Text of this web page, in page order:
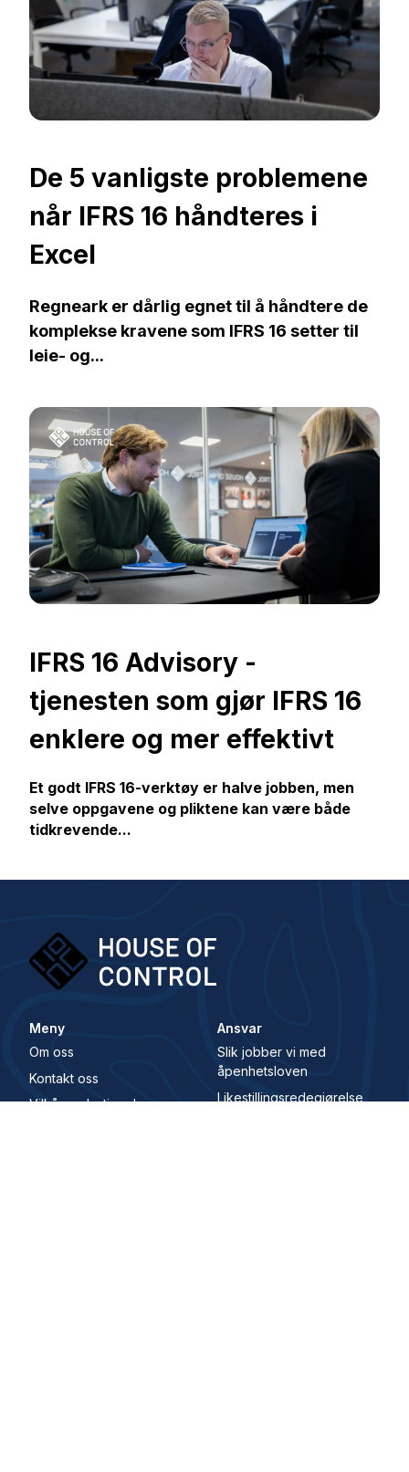
De 5 vanligste problemene
når IFRS 16 håndteres i
Excel
Regneark er dårlig egnet til å håndtere de
komplekse kravene som IFRS 16 setter til
leie- og...
IFRS 16 Advisory -
tjenesten som gjør IFRS 16
enklere og mer effektivt
Et godt IFRS 16-verktøy er halve jobben, men
selve oppgavene og pliktene kan være både
tidkrevende...
Meny
Om oss
Kontakt oss
Vilkår og betingelser
Ansvar
Slik jobber vi med
åpenhetsloven
Likestillingsredegjørelse